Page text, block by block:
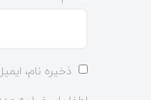
ذخیره نام،